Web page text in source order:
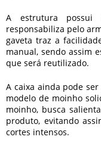
A estrutura
responsabiliza pelo
gaveta traz a
manual, sendo assim
que será reutilizado.
A caixa ainda pode
modelo de moinho
moinho, busca
produto, evitando
cortes intensos.